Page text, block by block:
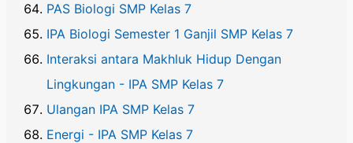
PAS Biologi SMP Kelas 7
IPA Biologi Semester 1 Ganjil SMP Kelas 7
Interaksi antara Makhluk Hidup Dengan
Lingkungan - IPA SMP Kelas 7
Ulangan IPA SMP Kelas 7
Energi - IPA SMP Kelas 7